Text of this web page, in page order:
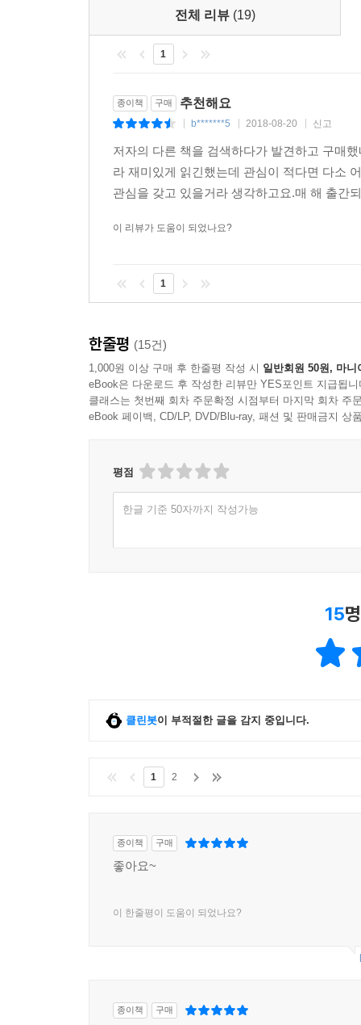
지고, 커피 본연의 맛에 대한 접근은 결국 쓴맛에
다.
---「7. 2017년, 신맛은 정말 트렌드가 될까?, ‘신
패션의 명품 브랜드를 기억하듯, 이젠 북유럽의
이너인 핀 율(Finn Juhl)이나 핀란드의 디자이너
이다. 그것은 돈이 많다고 하루아침에 가질 수 있
서 좀 더 높은 안목을 가진 한국 소비자도 늘어났
---「8. 저녁이 있는 삶, 후거에 눈뜬 한국인, ‘후거
고양이보다 전 세계적으로 더 많다. 과거에는 압
사용자들이 고양이를 더 좋아한다고 볼 수 있을
만 혼자서도 잘 노는 사람들이고, 가끔 일시적 연
단절되어 있다가 누군가와 함께하고 싶거나 외로
고양이는 좀 더 이기적이지만 합리적인 사교성을
수 있다.
통계청의「2010 인구주택총조사」에서는 2015
만, 실제로는 2.57퍼센트(1만 7949가구) 감소해
때문이라는 분석이 설득력 있다. 리터루족의 증
2015년 8월, 현대백화점은 판교점을 오픈하면서
판에서 백화점이란 말이 사라져 버린 셈이다. 사
가 더 장악할 것인지, 누가 소비자의 욕망을 더
점 외에도 쇼핑할 공간이 너무나 많다. 바뀌지 않
---「12. 라이프 셰어: 욕망의 진화와 업(業)의 변화,
「2025 도시환경정비기본계획」에서 주목할 또
청량리, 용산이다. 용산은 미군 부대 이전에 따른
로, 과거에는 핫 플레이스였지만 지금은 크게 퇴
만날 수 있다. 실제로「2025 도시환경정비기본
역으로 남아 있다. 마치 섬처럼 고립되어 있지만
---「14. 다음 핫 플레이스는 어디가 될까, ‘핫 플레
● Dutch Payer ? 수평적인 소통의 관계를 원하는
한국 사회에서 ‘더치페이’가 점점 확산 중이다.
비용 설문조사에 따르면, 가장 바람직한 데이
먹는 걸 당연하게 받아들인다. 더치페이의 확산
되면, 사 주는 사람과 얻어먹는 사람 사이에 ‘불
부정부패인식지수가 87~91점으로 가장 높다
56점에 불과하다.
더치페이의 확산은 1인 가구의 증가와도 관련 있
연대하기를 원하는 싱글들이 많아진다는 것이
형식적으로 결혼은 했지만, 아이를 낳지 않음은
이제는 자기 삶에 집중하며 ‘코드’가 맞는 사람과
● New Sixty ? 노령화 세대의 새로운 기준이 된 멋
젊은 세대만이 변화한 건 아니다. 이제 전혀 다른
보기 어려운 세대다. 막강한 소비능력과 더불어
그들이 삶의 현장에서 돌아와 자기 자신에게 집
증가도 소비 여력을 갖춘 멋쟁이 60대의 확산과 맥
● Today族 ? 오늘만 사는 낭만적 현실주의자들
이니셜 조합으로 만들어진 말로, 래퍼 드레이크
대한 대비 없이 그저 오늘의 즐거움과 쾌락에만
언젠가 행복이 올 거라는 식의 뜬구름 같은 꿈을
● Korean Hygge ? 저녁이 있는 삶을 지향하는 사
소박함을 즐겁게 누리는 행위이다. 오늘날 많은
● Cat People ? 고양이를 좋아하는 사람들, 고양
대한 선호가 줄어들고, ‘고양이’가 뜨는 것이다.
분야에서 이런 사람들이 각광을 받는다. IT산업
전체 리뷰 (19)
1
종이책 구매 추천해요
b*******5 2018-08-20 신고
저자의 다른 책을 검색하다가 발견하고 구매
라 재미있게 읽긴했는데 관심이 적다면 다소
관심을 갖고 있을거라 생각하고요.매 해 출간
이 리뷰가 도움이 되었나요?
1
한줄평 (15건)
1,000원 이상 구매 후 한줄평 작성 시 일반회원 50원, 마니
eBook은 다운로드 후 작성한 리뷰만 YES포인트 지급됩니
클래스는 첫번째 회차 주문확정 시점부터 마지막 회차 주
eBook 페이백, CD/LP, DVD/Blu-ray, 패션 및 판매금지 상
평점
한글 기준 50자까지 작성가능
15
클린봇이 부적절한 글을 감지 중입니다.
1 2
종이책 구매
좋아요~
이 한줄평이 도움이 되었나요?
종이책 구매